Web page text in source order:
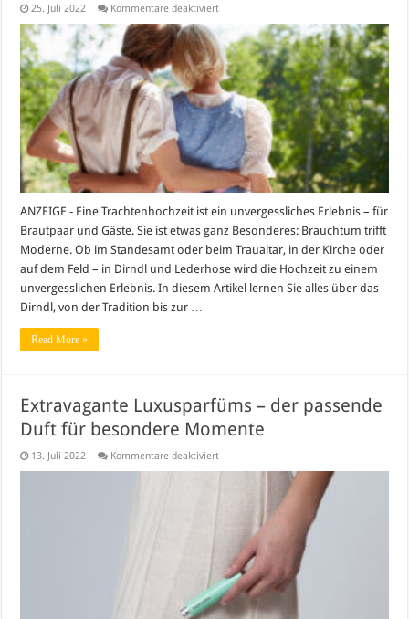
25. Juli 2022 Kommentare deaktiviertfür
Tradition
trifft
Moderne
ANZEIGE - Eine Trachtenhochzeit ist ein unvergessliches Erlebnis – für
Brautpaar und Gäste. Sie ist etwas ganz Besonderes: Brauchtum trifft
Moderne. Ob im Standesamt oder beim Traualtar, in der Kirche oder
auf dem Feld – in Dirndl und Lederhose wird die Hochzeit zu einem
unvergesslichen Erlebnis. In diesem Artikel lernen Sie alles über das
Dirndl, von der Tradition bis zur …
Read More »
Extravagante Luxusparfüms – der passende
Duft für besondere Momente
13. Juli 2022 Kommentare deaktiviertfür
besondere
Momente